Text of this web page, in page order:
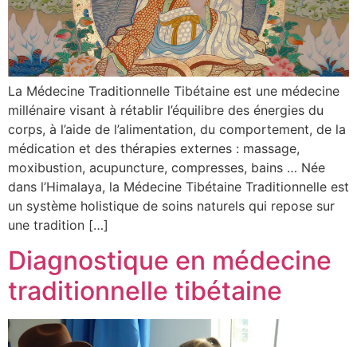
La Médecine Traditionnelle Tibétaine est une médecine
millénaire visant à rétablir l’équilibre des énergies du
corps, à l’aide de l’alimentation, du comportement, de la
médication et des thérapies externes : massage,
moxibustion, acupuncture, compresses, bains … Née
dans l’Himalaya, la Médecine Tibétaine Traditionnelle est
un système holistique de soins naturels qui repose sur
une tradition […]
Diagnostique en médecine
traditionnelle tibétaine